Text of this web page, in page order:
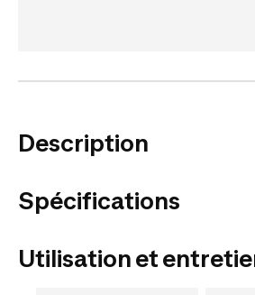
Description
Spécifications
Utilisation et